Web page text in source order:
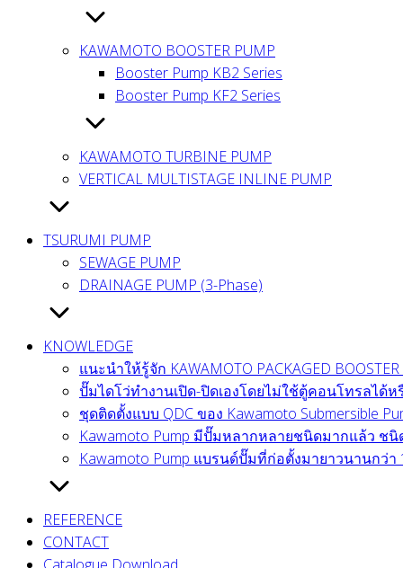
KAWAMOTO BOOSTER PUMP
Booster Pump KB2 Series
Booster Pump KF2 Series
KAWAMOTO TURBINE PUMP
VERTICAL MULTISTAGE INLINE PUMP
TSURUMI PUMP
SEWAGE PUMP
DRAINAGE PUMP (3-Phase)
KNOWLEDGE
แนะนำให้รู้จัก KAWAMOTO PACKAGED
ปั๊มไดโว่ทำงานเปิด-ปิดเองโดยไม่ใช้ตู้คอนโทรลได้ห
ชุดติดตั้งแบบ QDC ของ Kawamoto Submersible
Kawamoto Pump มีปั๊มหลากหลายชนิดมากแล้ว ช
Kawamoto Pump แบรนด์ปั๊มที่ก่อตั้งมายาวนานกว่า
REFERENCE
CONTACT